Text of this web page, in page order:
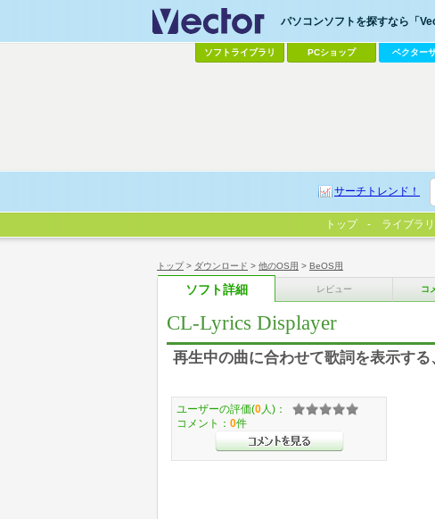
トップ> ダウンロード > 他のOS用 > BeOS用
ソフト詳細 レビュー コ
CL-Lyrics Displayer
再生中の曲に合わせて歌詞を表示す
ユーザーの評価(0 人)：
コメント： 0件
パソコンソフトを探すなら「
ソフトライブラリ PCショップ ベクター
サーチトレンド！
トップ ライブラリ